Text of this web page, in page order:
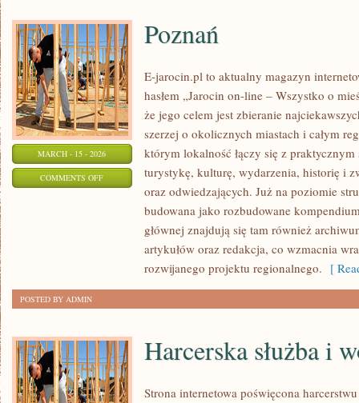
MARCH - 15 - 2026
COMMENTS OFFON
Poznań
E-jarocin.pl to aktualny magazyn
hasłem „Jarocin on-line – Wszystko o
że jego celem jest zbieranie
szerzej o okolicznych miastach i całym
którym lokalność łączy się z
turystykę, kulturę, wydarzenia, historię i
oraz odwiedzających. Już na poziomie
budowana jako rozbudowane
głównej znajdują się tam również
artykułów oraz redakcja, co wzmacnia
rozwijanego projektu regionalnego. [
POSTED BY ADMIN
Harcerska służba i
Strona internetowa poświęcona